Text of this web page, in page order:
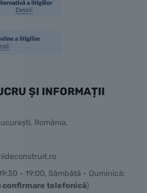
ȘI INFORMAȚII
România.
- 19:00, Sâmbătă - Duminică:
confirmare telefonică)